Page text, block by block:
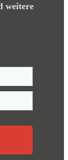
weitere